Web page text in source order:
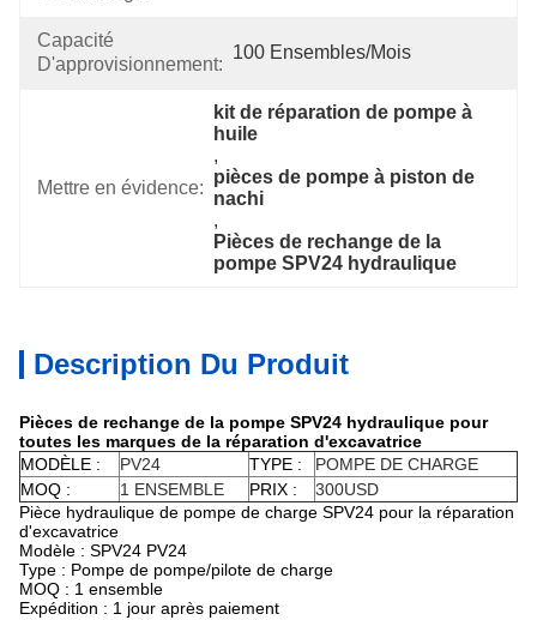
Capacité
D'approvisionnement:
100 Ensembles/mois
Mettre en évidence:
kit de réparation de pompe à
huile
,
pièces de pompe à piston de
nachi
,
Pièces de rechange de la
pompe SPV24 hydraulique
Description Du Produit
Pièces de rechange de la pompe SPV24 hydraulique pour
toutes les marques de la réparation d'excavatrice
MODÈLE :
PV24 TYPE :
POMPE DE CHARGE
MOQ :
1 ENSEMBLE PRIX :
300USD
Pièce hydraulique de pompe de charge SPV24 pour la réparation
d'excavatrice
Modèle : SPV24 PV24
Type : Pompe de pompe/pilote de charge
MOQ : 1 ensemble
Expédition : 1 jour après paiement